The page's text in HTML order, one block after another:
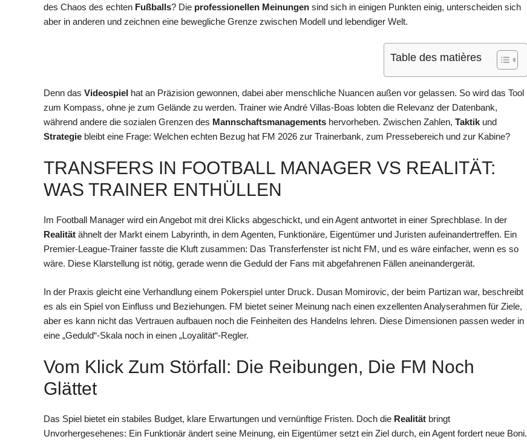
des Chaos des echten Fußballs? Die professionellen Meinungen sind sich in einigen Punkten einig, unterscheiden sich
aber in anderen und zeichnen eine bewegliche Grenze zwischen Modell und lebendiger Welt.
Table des matières
Denn das Videospiel hat an Präzision gewonnen, dabei aber menschliche Nuancen außen vor gelassen. So wird das Tool
zum Kompass, ohne je zum Gelände zu werden. Trainer wie André Villas-Boas lobten die Relevanz der Datenbank,
während andere die sozialen Grenzen des Mannschaftsmanagements hervorheben. Zwischen Zahlen, Taktik und
Strategie bleibt eine Frage: Welchen echten Bezug hat FM 2026 zur Trainerbank, zum Pressebereich und zur Kabine?
TRANSFERS IN FOOTBALL MANAGER VS REALITÄT:
WAS TRAINER ENTHÜLLEN
Im Football Manager wird ein Angebot mit drei Klicks abgeschickt, und ein Agent antwortet in einer Sprechblase. In der
Realität ähnelt der Markt einem Labyrinth, in dem Agenten, Funktionäre, Eigentümer und Juristen aufeinandertreffen. Ein
Premier-League-Trainer fasste die Kluft zusammen: Das Transferfenster ist nicht FM, und es wäre einfacher, wenn es so
wäre. Diese Klarstellung ist nötig, gerade wenn die Geduld der Fans mit abgefahrenen Fällen aneinandergerät.
In der Praxis gleicht eine Verhandlung einem Pokerspiel unter Druck. Dusan Momirovic, der beim Partizan war, beschreibt
es als ein Spiel von Einfluss und Beziehungen. FM bietet seiner Meinung nach einen exzellenten Analyserahmen für Ziele,
aber es kann nicht das Vertrauen aufbauen noch die Feinheiten des Handelns lehren. Diese Dimensionen passen weder in
eine „Geduld“-Skala noch in einen „Loyalität“-Regler.
Vom Klick Zum Störfall: Die Reibungen, Die FM Noch
Glättet
Das Spiel bietet ein stabiles Budget, klare Erwartungen und vernünftige Fristen. Doch die Realität bringt
Unvorhergesehenes: Ein Funktionär ändert seine Meinung, ein Eigentümer setzt ein Ziel durch, ein Agent fordert neue Boni.